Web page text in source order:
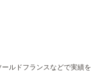
ルドフランスなどで実績を